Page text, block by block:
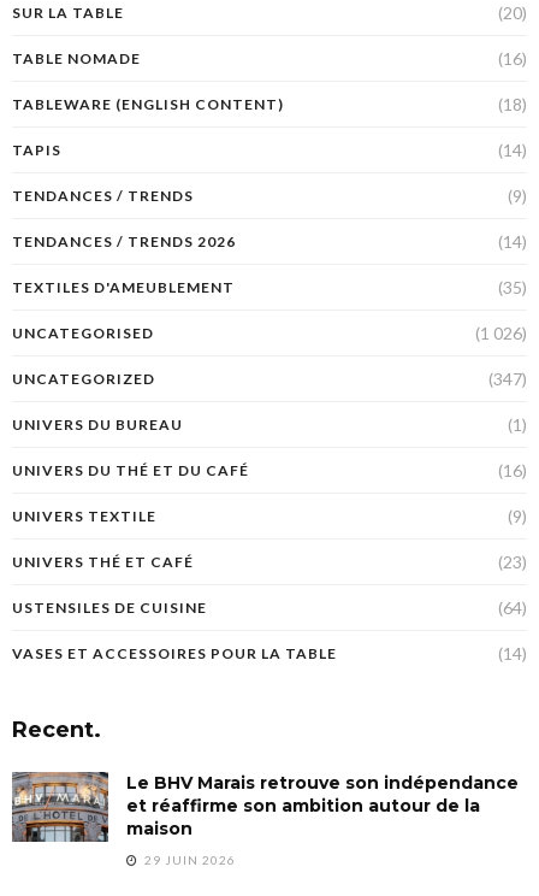
SUR LA TABLE (20)
TABLE NOMADE (16)
TABLEWARE (ENGLISH CONTENT) (18)
TAPIS (14)
TENDANCES / TRENDS (9)
TENDANCES / TRENDS 2026 (14)
TEXTILES D'AMEUBLEMENT (35)
UNCATEGORISED (1 026)
UNCATEGORIZED (347)
UNIVERS DU BUREAU (1)
UNIVERS DU THÉ ET DU CAFÉ (16)
UNIVERS TEXTILE (9)
UNIVERS THÉ ET CAFÉ (23)
USTENSILES DE CUISINE (64)
VASES ET ACCESSOIRES POUR LA TABLE (14)
Recent.
Le BHV Marais retrouve son indépendance
et réaffirme son ambition autour de la
maison
29 JUIN 2026